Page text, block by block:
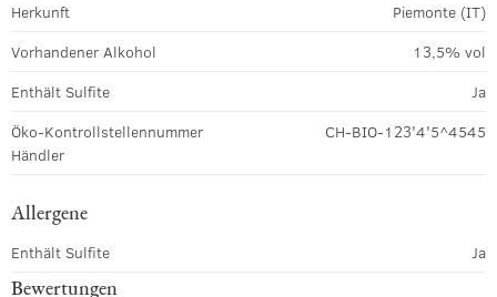
Herkunft
Piemonte (IT)
Vorhandener Alkohol
13,5% vol
Enthält Sulfite
Ja
Öko-Kontrollstellennummer
Händler
CH-BIO-123'4'5^4545
Allergene
Enthält Sulfite Ja
Bewertungen